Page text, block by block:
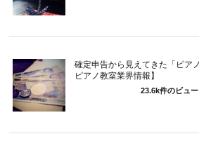
確定申告から見えてきた「ピア
ピアノ教室業界情報】
23.6k件のビュー